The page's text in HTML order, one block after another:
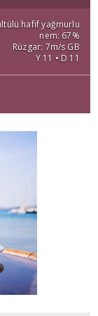
hafif yağmurlu
nem: 67%
Rüzgar: 7m/s GB
Y 11 • D 11